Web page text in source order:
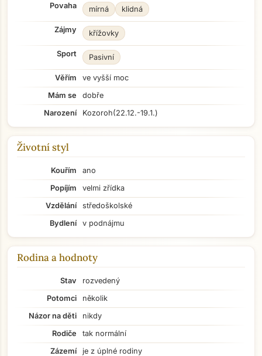
Povaha mírná klidná
Zájmy křížovky
Sport Pasivní
Věřím
ve vyšší moc
Mám se
dobře
Narození
Kozoroh(22.12.-19.1.)
Životní styl
Kouřím
ano
Popíjím
velmi zřídka
Vzdělání
středoškolské
Bydlení
v podnájmu
Rodina a hodnoty
Stav
rozvedený
Potomci
několik
Názor na děti
nikdy
Rodiče
tak normální
Zázemí
je z úplné rodiny